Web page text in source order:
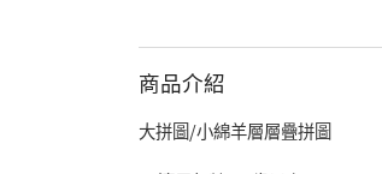
商品介紹
大拼圖/小綿羊層層疊拼圖